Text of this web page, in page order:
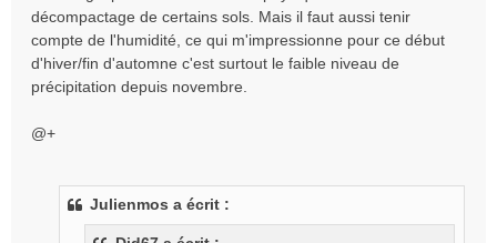
décompactage de certains sols. Mais il faut aussi tenir
compte de l'humidité, ce qui m'impressionne pour ce début
d'hiver/fin d'automne c'est surtout le faible niveau de
précipitation depuis novembre.
@+
Julienmos a écrit :